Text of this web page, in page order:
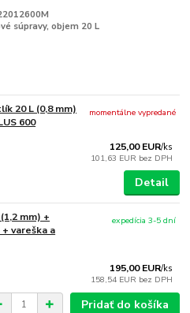
súpravy, objem 20 L
20 L (0,8 mm)
600
125,00 EUR/ks
101,63 EUR bez DPH
momentálne vypredané
Detail
mm) +
vareška a
195,00 EUR/ks
158,54 EUR bez DPH
expedícia 3-5 dní
Pridať do košíka